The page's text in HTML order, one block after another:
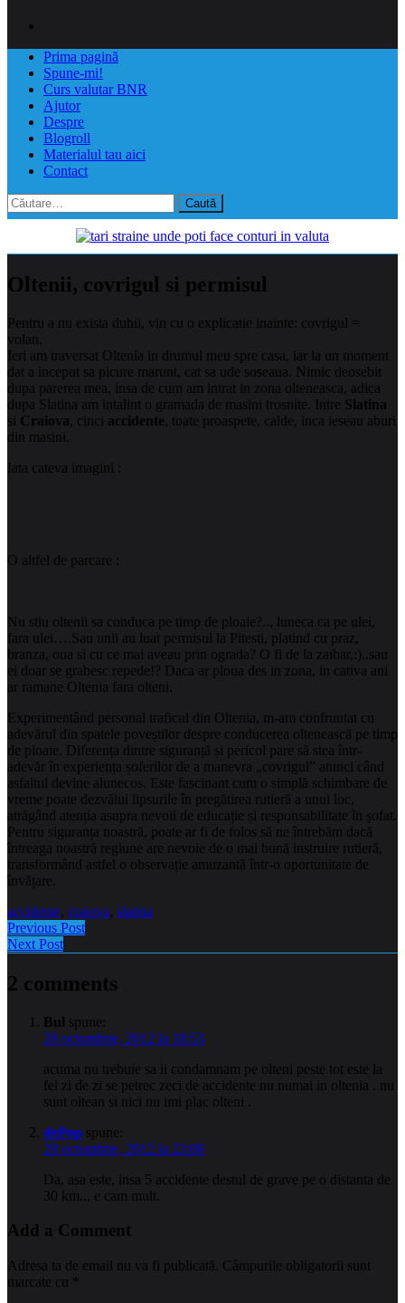
Prima pagină
Spune-mi!
Curs valutar BNR
Ajutor
Despre
Blogroll
Materialul tau aici
Contact
Caută
după:
Oltenii, covrigul si permisul
Pentru a nu exista dubii, vin cu o explicatie inainte: covrigul =
volan.
Ieri am traversat Oltenia in drumul meu spre casa, iar la un moment
dat a inceput sa picure marunt, cat sa ude soseaua.
Nimic deosebit
dupa parerea mea, insa de cum am intrat in zona olteneasca, adica
dupa Slatina am intalint o gramada de masini trosnite. Intre Slatina
si Craiova, cinci accidente, toate proaspete, calde, inca ieseau aburi
din masini.
Iata cateva imagini :
O altfel de parcare :
Nu stiu oltenii sa conduca pe timp de ploaie?.., luneca ca pe ulei,
fara ulei….Sau unii au luat permisul la Pitesti, platind cu praz,
branza, oua si cu ce mai aveau prin ograda? O fi de la zaibar,:)..sau
ei doar se grabesc repede!? Daca ar ploua des in zona, in cativa ani
ar ramane Oltenia fara olteni.
Experimentând personal traficul din Oltenia, m-am confruntat cu
adevărul din spatele poveștilor despre conducerea oltenească pe timp
de ploaie. Diferența dintre siguranță și pericol pare să stea într-
adevăr în experiența șoferilor de a manevra „covrigul” atunci când
asfaltul devine alunecos. Este fascinant cum o simplă schimbare de
vreme poate dezvălui lipsurile în pregătirea rutieră a unui loc,
atrăgând atenția asupra nevoii de educație și responsabilitate în șofat.
Pentru siguranța noastră, poate ar fi de folos să ne întrebăm dacă
întreaga noastră regiune are nevoie de o mai bună instruire rutieră,
transformând astfel o observație amuzantă într-o oportunitate de
învățare.
accidente, craiova, slatina
Previous Post
Next Post
2 comments
Bul spune:
28 octombrie, 2012 la 18:53
acuma nu trebuie sa ii condamnam pe olteni peste tot este la
fel zi de zi se petrec zeci de accidente nu numai in oltenia . nu
sunt oltean si nici nu imi plac olteni .
dePop spune:
28 octombrie, 2012 la 23:08
Da, asa este, insa 5 accidente destul de grave pe o distanta de
30 km.., e cam mult.
Add a Comment
Adresa ta de email nu va fi publicată. Câmpurile obligatorii sunt
marcate cu